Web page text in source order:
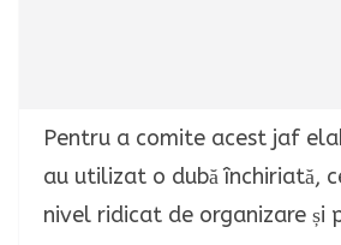
Pentru a comite acest jaf
au utilizat o dubă închiriată,
nivel ridicat de organizare și